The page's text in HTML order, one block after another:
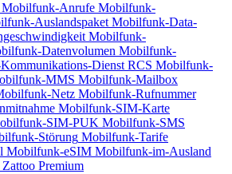
Anrufe Mobilfunk-
Auslandspaket Mobilfunk-Data-
Mobilfunk-
Datenvolumen Mobilfunk-
Dienst RCS Mobilfunk-
MMS Mobilfunk-Mailbox
Netz Mobilfunk-Rufnummer
Mobilfunk-SIM-Karte
SIM-PUK Mobilfunk-SMS
Störung Mobilfunk-Tarife
Mobilfunk-eSIM Mobilfunk-im-Ausland
Zattoo Premium